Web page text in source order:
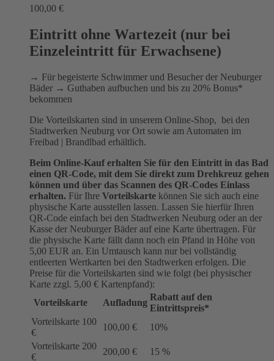
100,00 €
Eintritt ohne Wartezeit (nur bei
Einzeleintritt für Erwachsene)
→ Für begeisterte Schwimmer und Besucher der Neuburger
Bäder → Guthaben aufbuchen und bis zu 20% Bonus*
bekommen
Die Vorteilskarten sind in unserem Online-Shop, bei den
Stadtwerken Neuburg vor Ort sowie am Automaten im
Freibad | Brandlbad erhältlich.
Beim Online-Kauf erhalten Sie für den Eintritt in das Bad
einen QR-Code, mit dem Sie direkt zum Drehkreuz gehen
können und über das Scannen des QR-Codes Einlass
erhalten. Für Ihre Vorteilskarte können Sie sich auch eine
physische Karte ausstellen lassen. Lassen Sie hierfür Ihren
QR-Code einfach bei den Stadtwerken Neuburg oder an der
Kasse der Neuburger Bäder auf eine Karte übertragen. Für
die physische Karte fällt dann noch ein Pfand in Höhe von
5,00 EUR an. Ein Umtausch kann nur bei vollständig
entleerten Wertkarten bei den Stadtwerken erfolgen. Die
Preise für die Vorteilskarten sind wie folgt (bei physischer
Karte zzgl. 5,00 € Kartenpfand):
Vorteilskarte
Aufladung
Rabatt auf den
Eintrittspreis*
Vorteilskarte 100
€
100,00 €
10%
Vorteilskarte 200
€
200,00 € 15 %